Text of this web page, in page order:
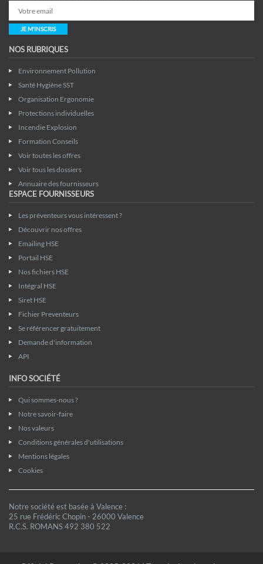
JE M'INSCRIS
NOS RUBRIQUES
Environnement Pollution
Santé Hygiène SST
Organisation Ergonomie
Protections individuelles
Incendie Explosion
Formation Conseils
Voir toutes les offres
Voir tous les dossiers
Annuaire des fournisseurs
ESPACE FOURNISSEURS
Les préventeurs vous intéressent ?
Découvrir nos offres
Emailing HSE
Portail HSE
Nos fichiers HSE
Intégral HSE
Siret HSE
Fichier Preventeurs
Se référencer gratuitement
Demande d'information
API
INFO SOCIÉTÉ
Qui sommes-nous ?
Notre savoir-faire
Nos valeurs
Conditions générales d'utilisations
Mentions légales
Cookies
Notre société est basée à Valence :
25 rue Frédéric Chopin - 26000 Valence
R.C.S. ROMANS 492 380 522